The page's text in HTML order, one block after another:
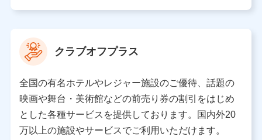
上記に係る案内・手続き・管理等付帯業務を行うため
【当該個人データの管理について責任を有する者の名称・住
所・代表者名】
当該個人データを取り扱う各共同利用者（詳細は次のとお
り）
東京都千代田区永田町2丁目11番1号 山王パークタワー
株式会社NTTドコモ 代表取締役社長 前田 義晃
クラブオフプラス
全国の有名ホテルやレジャー施設のご優待、話題の
映画や舞台・美術館などの前売り券の割引をはじめ
とした各種サービスを提供しております。国内外20
万以上の施設やサービスでご利用いただけます。